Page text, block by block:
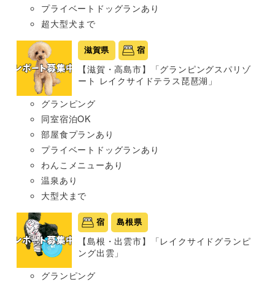
プライベートドッグランあり
超大型犬まで
滋賀県 宿
【滋賀・高島市】「グランピングスパリゾ
ート レイクサイドテラス琵琶湖」
グランピング
同室宿泊OK
部屋食プランあり
プライベートドッグランあり
わんこメニューあり
温泉あり
大型犬まで
宿 島根県
【島根・出雲市】「レイクサイドグランピ
ング出雲」
グランピング